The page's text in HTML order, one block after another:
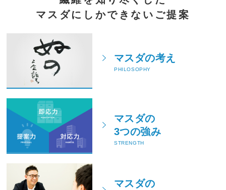
マスダにしかできないご提案
マスダの考え
PHILOSOPHY
マスダの
3つの強み
STRENGTH
マスダの